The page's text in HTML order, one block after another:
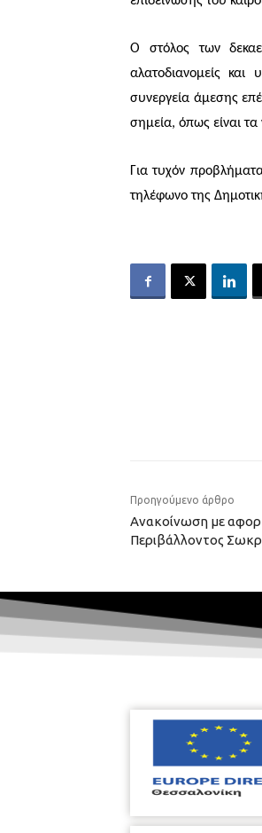
Ο στόλος των
αλατοδιανομείς και
συνεργεία άμεσης
σημεία, όπως είναι τα
Για τυχόν
τηλέφωνο της
Προηγούμενο άρθρο
Ανακοίνωση με
Περιβάλλοντος